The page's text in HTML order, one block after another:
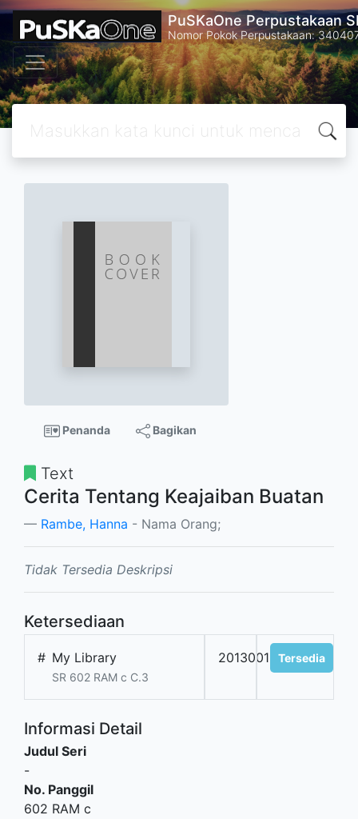
PuSKaOne Perpustakaan
Nomor Pokok Perpustakaan:
Penanda Bagikan
Text
Cerita Tentang Keajaiban Buatan
Rambe, Hanna - Nama Orang;
Tidak Tersedia Deskripsi
Ketersediaan
# My Library
SR 602 RAM c C.3
201300191Tersedia
Informasi Detail
Judul Seri
-
No. Panggil
602 RAM c